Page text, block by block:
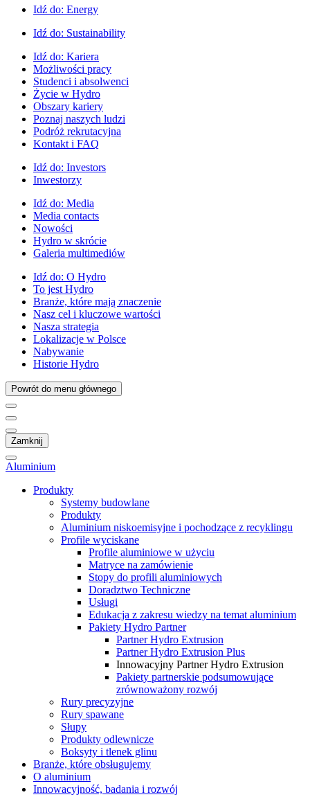
Idź do: Energy
Idź do: Sustainability
Idź do: Kariera
Możliwości pracy
Studenci i absolwenci
Życie w Hydro
Obszary kariery
Poznaj naszych ludzi
Podróż rekrutacyjna
Kontakt i FAQ
Idź do: Investors
Inwestorzy
Idź do: Media
Media contacts
Nowości
Hydro w skrócie
Galeria multimediów
Idź do: O Hydro
To jest Hydro
Branże, które mają znaczenie
Nasz cel i kluczowe wartości
Nasza strategia
Lokalizacje w Polsce
Nabywanie
Historie Hydro
Powrót do menu głównego
Zamknij
Aluminium
Produkty
Systemy budowlane
Produkty
Aluminium niskoemisyjne i pochodzące z recyklingu
Profile wyciskane
Profile aluminiowe w użyciu
Matryce na zamówienie
Stopy do profili aluminiowych
Doradztwo Techniczne
Usługi
Edukacja z zakresu wiedzy na temat aluminium
Pakiety Hydro Partner
Partner Hydro Extrusion
Partner Hydro Extrusion Plus
Innowacyjny Partner Hydro Extrusion
Pakiety partnerskie podsumowujące
zrównoważony rozwój
Rury precyzyjne
Rury spawane
Słupy
Produkty odlewnicze
Boksyty i tlenek glinu
Branże, które obsługujemy
O aluminium
Innowacyjność, badania i rozwój